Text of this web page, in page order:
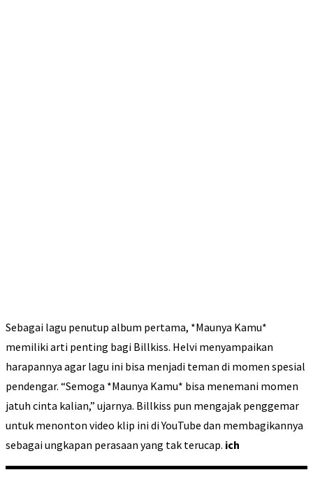
Sebagai lagu penutup album pertama, *Maunya Kamu*
memiliki arti penting bagi Billkiss. Helvi menyampaikan
harapannya agar lagu ini bisa menjadi teman di momen spesial
pendengar. “Semoga *Maunya Kamu* bisa menemani momen
jatuh cinta kalian,” ujarnya. Billkiss pun mengajak penggemar
untuk menonton video klip ini di YouTube dan membagikannya
sebagai ungkapan perasaan yang tak terucap. ich